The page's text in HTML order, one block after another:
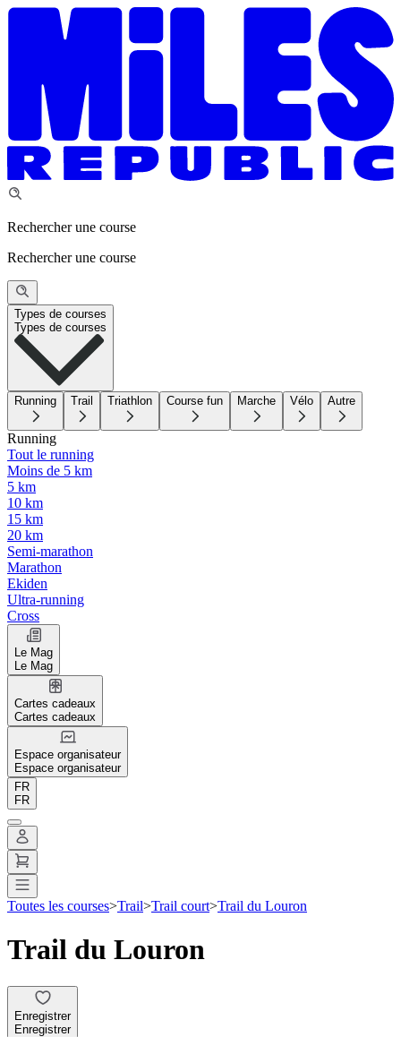
Rechercher une course
Rechercher une course
Types de courses
Types de courses
Running Trail Triathlon Course fun Marche Vélo Autre
Running
Tout le running
Moins de 5 km
5 km
10 km
15 km
20 km
Semi-marathon
Marathon
Ekiden
Ultra-running
Cross
Le Mag
Le Mag
Cartes cadeaux
Cartes cadeaux
Espace organisateur
Espace organisateur
FR
FR
Toutes les courses>Trail>Trail court>Trail du Louron
Trail du Louron
Enregistrer
Enregistrer